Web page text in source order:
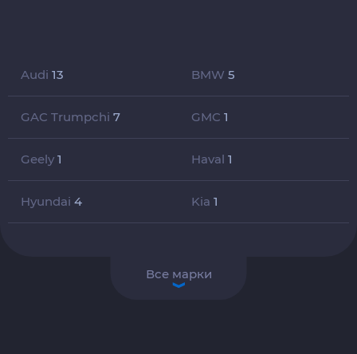
Audi 13 BMW 5
GAC Trumpchi 7 GMC 1
Geely 1 Haval 1
Hyundai 4 Kia 1
Все марки